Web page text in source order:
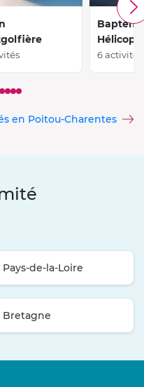
6 activités
en Poitou-Charentes
de-la-Loire
Bretagne